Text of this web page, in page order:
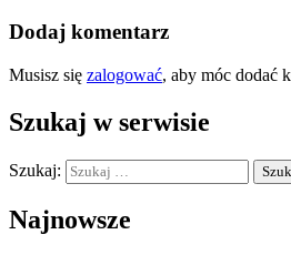
Dodaj komentarz
Musisz się zalogować, aby móc dodać
Szukaj w serwisie
Szukaj:
Najnowsze